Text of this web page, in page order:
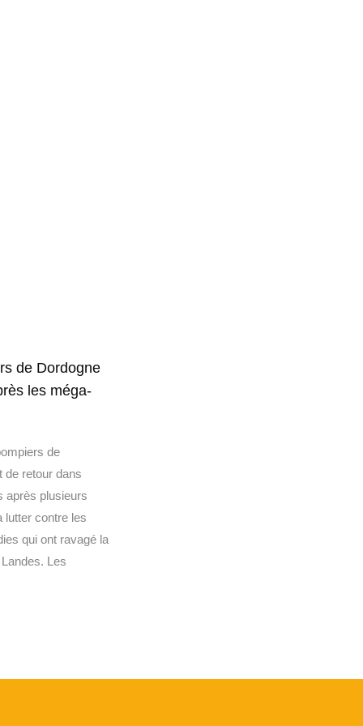
de Dordogne
les méga-
de
de retour dans
après plusieurs
lutter contre les
qui ont ravagé la
Les